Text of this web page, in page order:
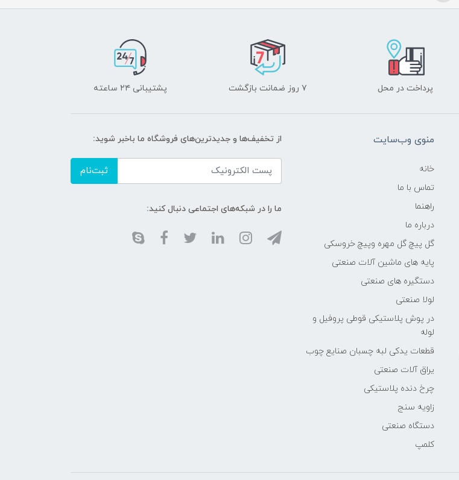
پرداخت در محل ۷ روز ضمانت بازگشت پشتیبانی ۲۴ ساعته
منوی وب‌سایت
خانه
تماس با ما
راهنما
درباره ما
گل پیچ گل مهره وپیچ خروسکی
پایه های ماشین آلات صنعتی
دستگیره های صنعتی
لولا صنعتی
در پوش پلاستیکی قوطی پروفیل و
لوله
قطعات یدکی لبه چسبان صنایع چوب
یراق آلات صنعتی
چرخ دنده پلاستیکی
زاویه سنج
دستگاه صنعتی
کلمپ
از تخفیف‌ها و جدیدترین‌های فروشگاه ما باخبر شوید:
ثبت‌نام
ما را در شبکه‌های اجتماعی دنبال کنید: